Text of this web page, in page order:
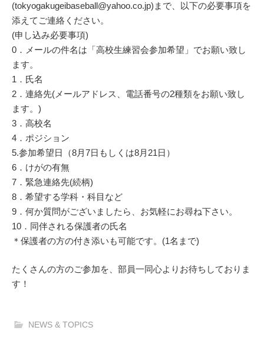
(tokyogakugeibaseball@yahoo.co.jp)まで、以下の必要事項を
添えてご連絡ください。
(申し込み必要事項)
0．メールの件名は「高校生練習会参加希望」でお願い致し
ます。
1．氏名
2．連絡先(メールアドレス、電話番号の2種類をお願い致し
ます。)
3．高校名
4．ポジション
5.参加希望日（8月7日もしくは8月21日）
6．けがの有無
7．緊急連絡先(続柄)
8．希望する学科・科目など
9．何か質問がございましたら、お気軽にお尋ね下さい。
10．同伴される保護者の氏名
＊保護者の方の付き添いも可能です。(1名まで)
たくさんの方のご参加を、部員一同心よりお待ちしておりま
す！
NEWS & TOPICS